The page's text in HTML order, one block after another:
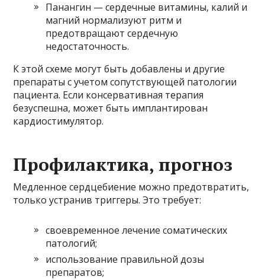
Панангин — сердечные витамины, калий и
магний нормализуют ритм и
предотвращают сердечную
недостаточность.
К этой схеме могут быть добавлены и другие
препараты с учетом сопутствующей патологии
пациента. Если консервативная терапия
безуспешна, может быть имплантирован
кардиостимулятор.
Профилактика, прогноз
Медленное сердцебиение можно предотвратить,
только устранив триггеры. Это требует:
своевременное лечение соматических
патологий;
использование правильной дозы
препаратов;